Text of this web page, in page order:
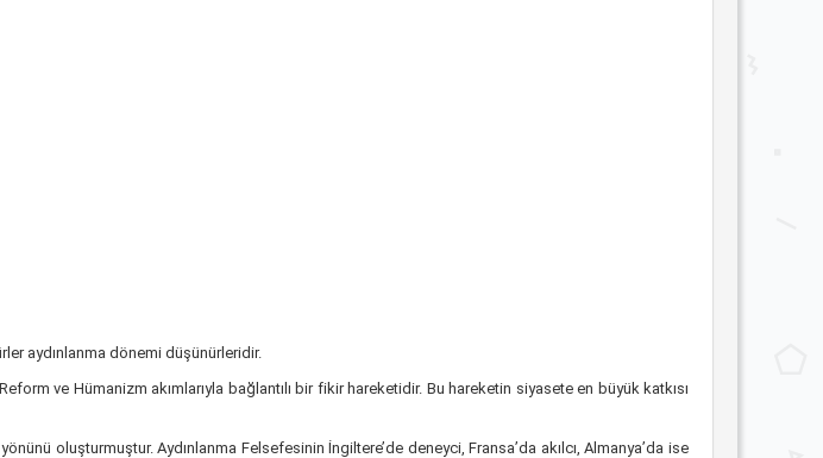
aydınlanma dönemi düşünürleridir.
ve Hümanizm akımlarıyla bağlantılı bir fikir hareketidir. Bu hareketin siyasete en büyük katkısı
oluşturmuştur. Aydınlanma Felsefesinin İngiltere’de deneyci, Fransa’da akılcı, Almanya’da ise